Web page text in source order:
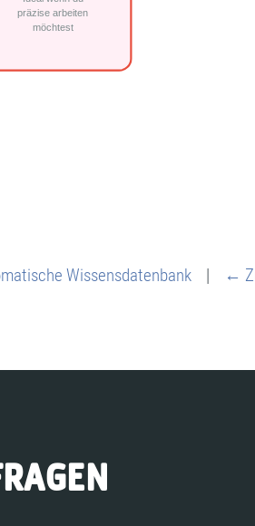
Wissensdatenbank | ←